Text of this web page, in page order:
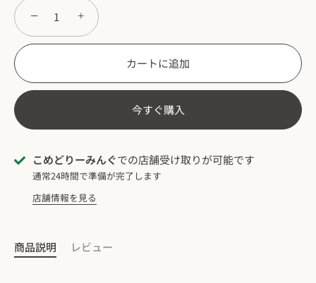
− +
カートに追加
今すぐ購入
こめどりーみんぐでの店舗受け取りが可能です
通常24時間で準備が完了します
店舗情報を見る
商品説明 レビュー